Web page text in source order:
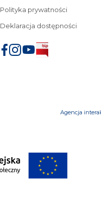
Polityka prywatności
Deklaracja dostępności
Agencja